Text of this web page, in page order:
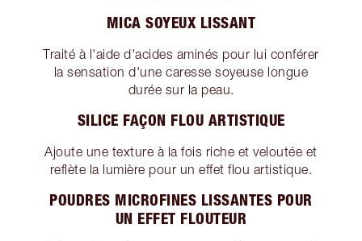
MICA SOYEUX LISSANT
Traité à l'aide d'acides aminés pour lui conférer
la sensation d'une caresse soyeuse longue
durée sur la peau.
SILICE FAÇON FLOU ARTISTIQUE
Ajoute une texture à la fois riche et veloutée et
reflète la lumière pour un effet flou artistique.
POUDRES MICROFINES LISSANTES POUR
UN EFFET FLOUTEUR